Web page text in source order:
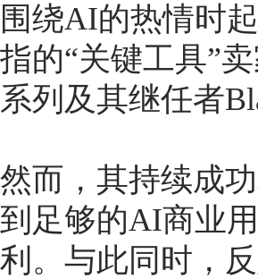
围绕AI的热情时
指的“关键工具”
系列及其继任者
然而，其持续成
到足够的AI商业
利。与此同时，